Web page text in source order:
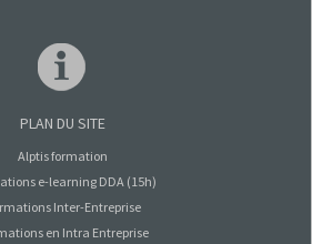
PLAN DU SITE
Alptis formation
e-learning DDA (15h)
Inter-Entreprise
en Intra Entreprise